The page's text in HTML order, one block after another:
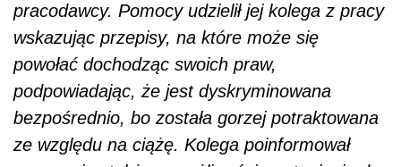
pracodawcy. Pomocy udzielił jej kolega z pracy
wskazując przepisy, na które może się
powołać dochodząc swoich praw,
podpowiadając, że jest dyskryminowana
bezpośrednio, bo została gorzej potraktowana
ze względu na ciążę. Kolega poinformował